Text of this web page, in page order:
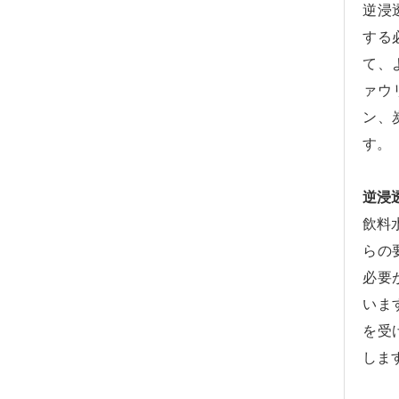
逆浸
する
て、
ァウ
ン、
す
逆浸
飲料
らの
必要
いま
を受
しま